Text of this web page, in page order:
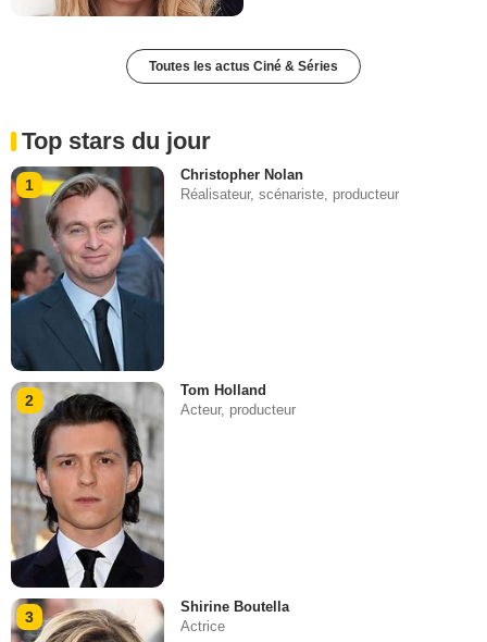
Toutes les actus Ciné & Séries
Top stars du jour
1
Christopher Nolan
Réalisateur, scénariste, producteur
2
Tom Holland
Acteur, producteur
3
Shirine Boutella
Actrice